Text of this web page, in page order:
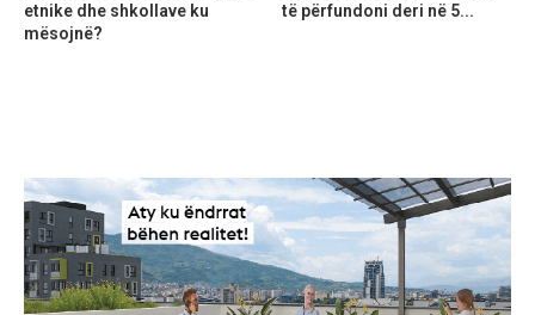
etnike dhe shkollave ku
mësojnë?
të përfundoni deri në 5...